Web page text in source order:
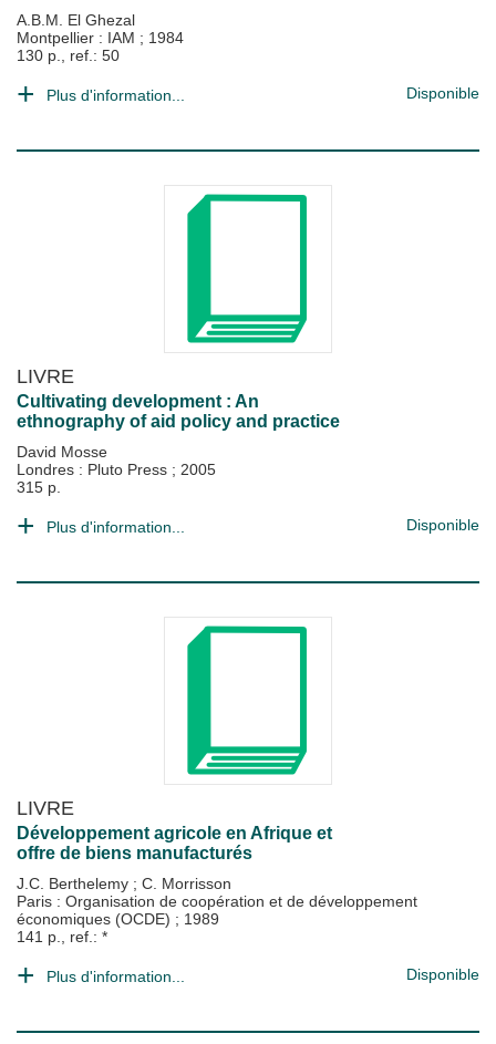
A.B.M. El Ghezal
Montpellier : IAM ; 1984
130 p., ref.: 50
Plus d'information... Disponible
LIVRE
Cultivating development : An
ethnography of aid policy and practice
David Mosse
Londres : Pluto Press ; 2005
315 p.
Plus d'information... Disponible
LIVRE
Développement agricole en Afrique et
offre de biens manufacturés
J.C. Berthelemy ; C. Morrisson
Paris : Organisation de coopération et de développement
économiques (OCDE) ; 1989
141 p., ref.: *
Plus d'information... Disponible